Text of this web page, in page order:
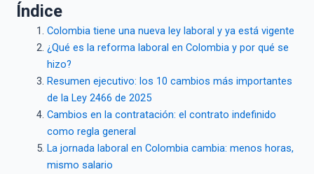
Índice
Colombia tiene una nueva ley laboral y ya está vigente
¿Qué es la reforma laboral en Colombia y por qué se
hizo?
Resumen ejecutivo: los 10 cambios más importantes
de la Ley 2466 de 2025
Cambios en la contratación: el contrato indefinido
como regla general
La jornada laboral en Colombia cambia: menos horas,
mismo salario